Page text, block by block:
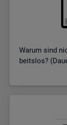
Warum sind
beits­los?